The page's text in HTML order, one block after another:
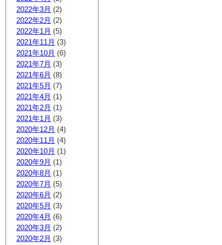
2022年3月 (2)
2022年2月 (2)
2022年1月 (5)
2021年11月 (3)
2021年10月 (6)
2021年7月 (3)
2021年6月 (8)
2021年5月 (7)
2021年4月 (1)
2021年2月 (1)
2021年1月 (3)
2020年12月 (4)
2020年11月 (4)
2020年10月 (1)
2020年9月 (1)
2020年8月 (1)
2020年7月 (5)
2020年6月 (2)
2020年5月 (3)
2020年4月 (6)
2020年3月 (2)
2020年2月 (3)